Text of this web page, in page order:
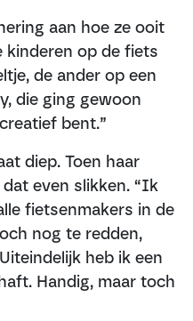
aan hoe ze ooit
kinderen op de fiets
de ander op een
die ging gewoon
bent.”
diep. Toen haar
even slikken. “Ik
fietsenmakers in de
nog te redden,
heb ik een
Handig, maar toch